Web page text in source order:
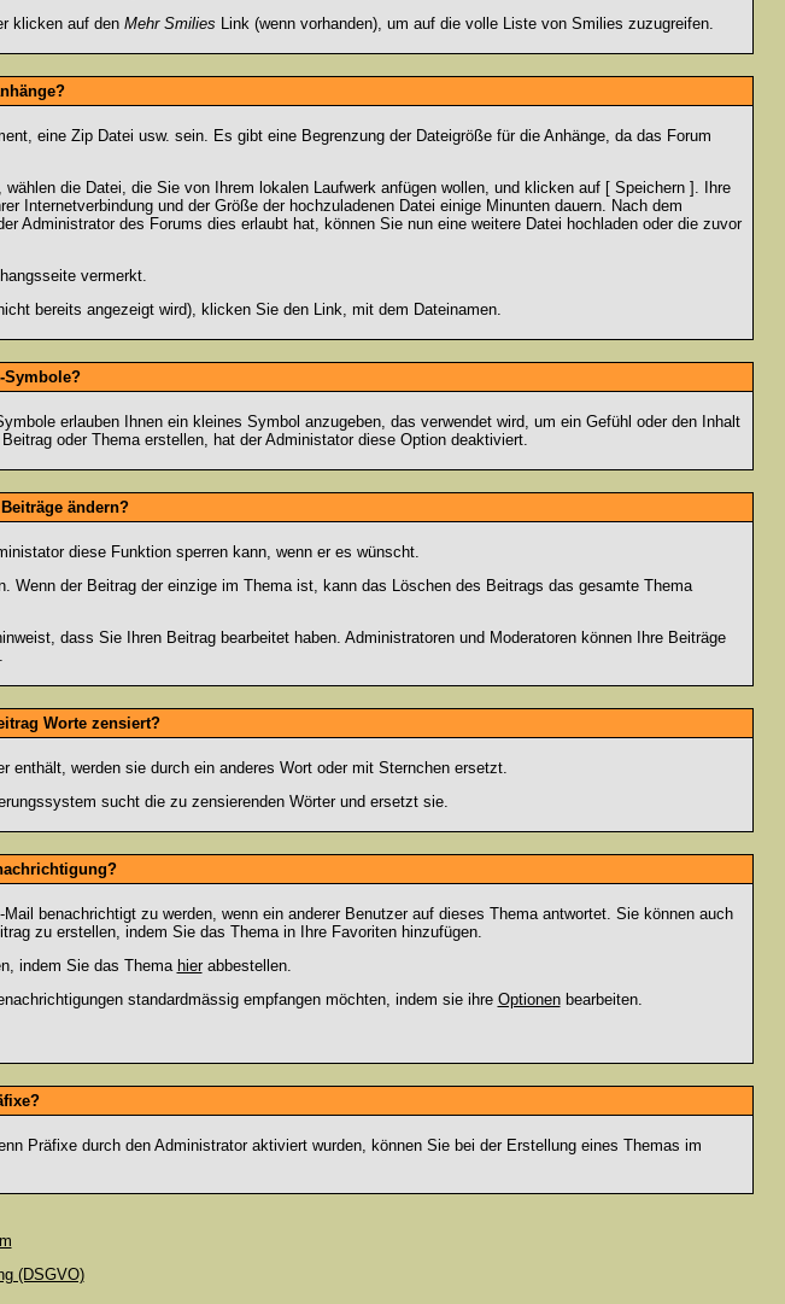
klicken auf den Mehr Smilies Link (wenn vorhanden), um auf die volle Liste von Smilies zuzugreifen.
eine Zip Datei usw. sein. Es gibt eine Begrenzung der Dateigröße für die Anhänge, da das Forum
die Datei, die Sie von Ihrem lokalen Laufwerk anfügen wollen, und klicken auf [ Speichern ]. Ihre
Internetverbindung und der Größe der hochzuladenen Datei einige Minunten dauern. Nach dem
Administrator des Forums dies erlaubt hat, können Sie nun eine weitere Datei hochladen oder die zuvor
vermerkt.
bereits angezeigt wird), klicken Sie den Link, mit dem Dateinamen.
Symbole?
erlauben Ihnen ein kleines Symbol anzugeben, das verwendet wird, um ein Gefühl oder den Inhalt
oder Thema erstellen, hat der Administator diese Option deaktiviert.
ändern?
diese Funktion sperren kann, wenn er es wünscht.
Wenn der Beitrag der einzige im Thema ist, kann das Löschen des Beitrags das gesamte Thema
dass Sie Ihren Beitrag bearbeitet haben. Administratoren und Moderatoren können Ihre Beiträge
Worte zensiert?
enthält, werden sie durch ein anderes Wort oder mit Sternchen ersetzt.
sucht die zu zensierenden Wörter und ersetzt sie.
benachrichtigt zu werden, wenn ein anderer Benutzer auf dieses Thema antwortet. Sie können auch
zu erstellen, indem Sie das Thema in Ihre Favoriten hinzufügen.
indem Sie das Thema hierabbestellen.
standardmässig empfangen möchten, indem sie ihre Optionenbearbeiten.
Präfixe durch den Administrator aktiviert wurden, können Sie bei der Erstellung eines Themas im
(DSGVO)